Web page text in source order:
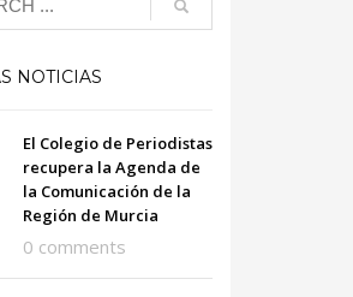
NOTICIAS
El Colegio de Periodistas
recupera la Agenda de
la Comunicación de la
Región de Murcia
0 comments